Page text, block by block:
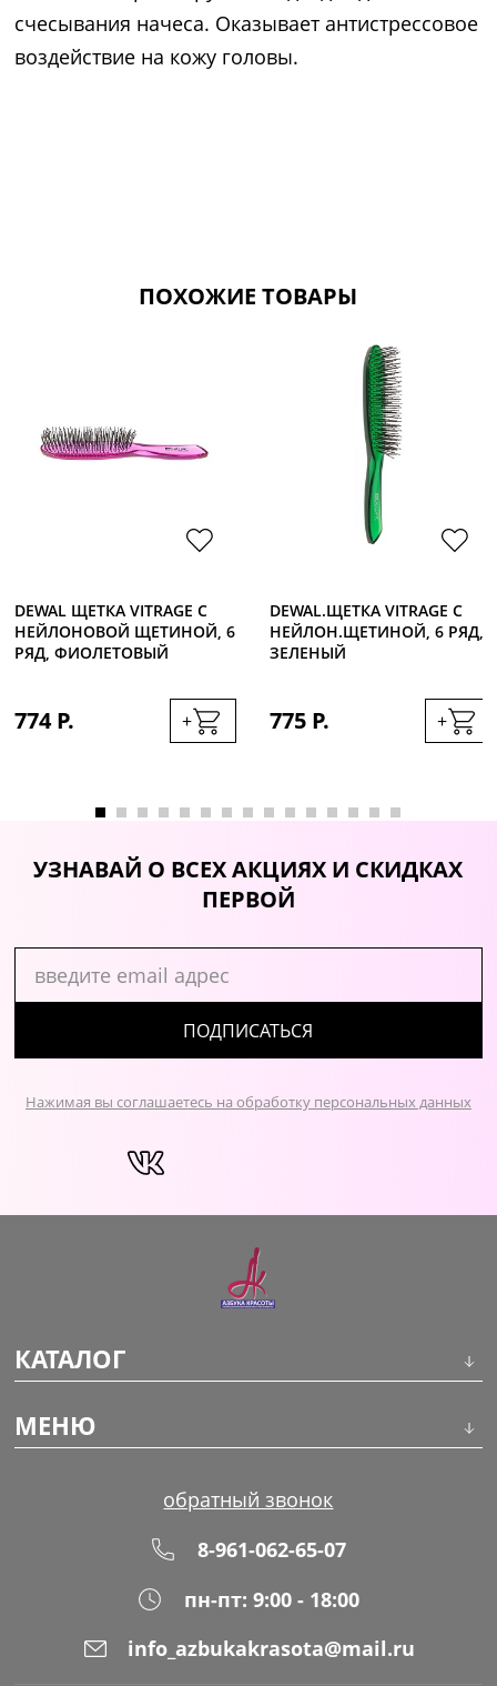
счесывания начеса. Оказывает антистрессовое
воздействие на кожу головы.
ПОХОЖИЕ ТОВАРЫ
DEWAL ЩЕТКА VITRAGE С
НЕЙЛОНОВОЙ ЩЕТИНОЙ, 6
РЯД, ФИОЛЕТОВЫЙ
774 Р. +
DEWAL.ЩЕТКА VITRAGE С
НЕЙЛОН.ЩЕТИНОЙ, 6 РЯД,
ЗЕЛЕНЫЙ
775 Р. +
УЗНАВАЙ О ВСЕХ АКЦИЯХ И СКИДКАХ
ПЕРВОЙ
ПОДПИСАТЬСЯ
Нажимая вы соглашаетесь на обработку персональных данных
КАТАЛОГ
Макияж
МЕНЮ
Оплата
обратный звонок
8-961-062-65-07
пн-пт: 9:00 - 18:00
info_azbukakrasota@mail.ru